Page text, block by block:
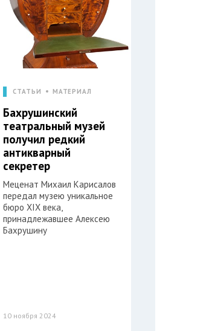
СТАТЬИ МАТЕРИАЛ
Бахрушинский
театральный музей
получил редкий
антикварный
секретер
Меценат Михаил Карисалов
передал музею уникальное
бюро XIX века,
принадлежавшее Алексею
Бахрушину
10 ноября 2024